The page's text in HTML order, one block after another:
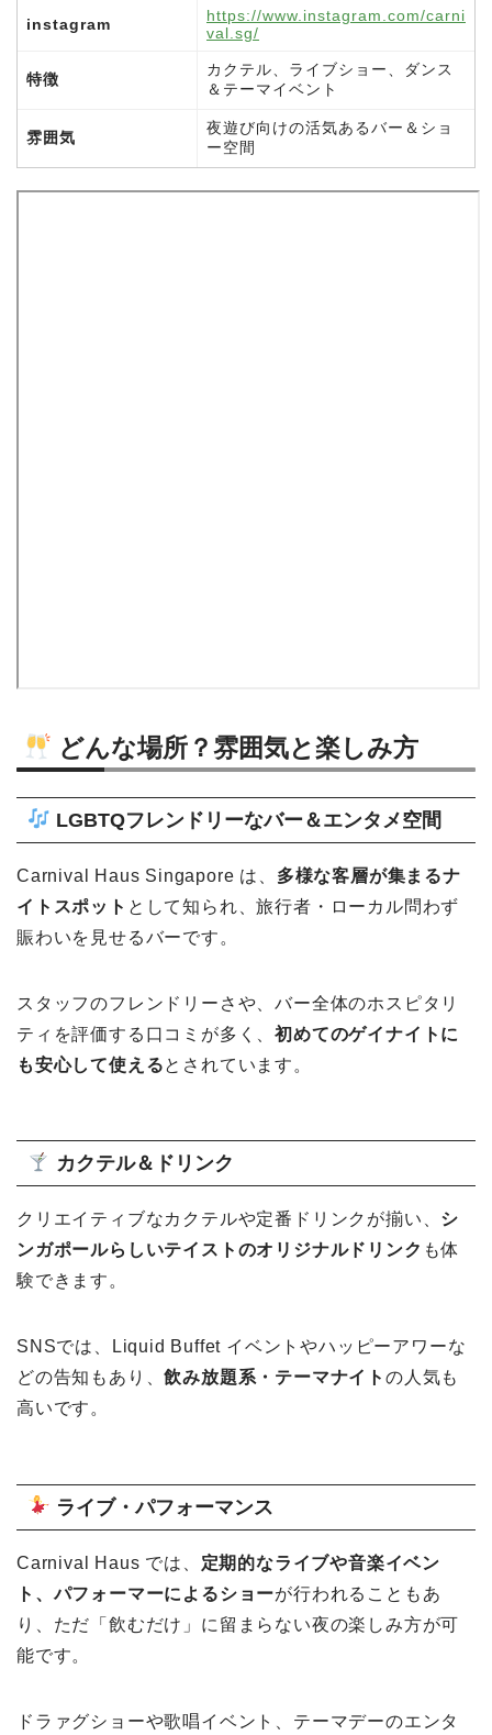
instagram
https://www.instagram.com/carni
val.sg/
特徴
カクテル、ライブショー、ダンス
＆テーマイベント
雰囲気
夜遊び向けの活気あるバー＆ショ
ー空間
どんな場所？雰囲気と楽しみ方
LGBTQフレンドリーなバー＆エンタメ空間
Carnival Haus Singapore は、 多様な客層が集まるナ
イトスポット として知られ、旅行者・ローカル問わず
賑わいを見せるバーです。
スタッフのフレンドリーさや、バー全体のホスピタリ
ティを評価する口コミが多く、初めてのゲイナイトに
も安心して使えるとされています。
カクテル＆ドリンク
クリエイティブなカクテルや定番ドリンクが揃い、 シ
ンガポールらしいテイストのオリジナルドリンク も体
験できます。
SNSでは、Liquid Buffet イベントやハッピーアワーな
どの告知もあり、飲み放題系・テーマナイトの人気も
高いです。
ライブ・パフォーマンス
Carnival Haus では、 定期的なライブや音楽イベン
ト、パフォーマーによるショーが行われることもあ
り、ただ「飲むだけ」に留まらない夜の楽しみ方が可
能です。
ドラァグショーや歌唱イベント、テーマデーのエンタ